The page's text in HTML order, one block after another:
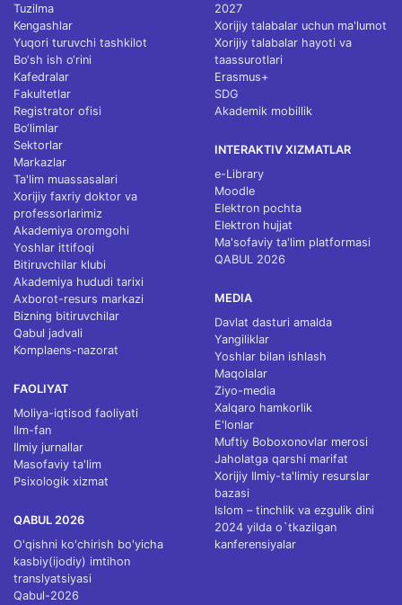
Tuzilma
Kengashlar
Yuqori turuvchi tashkilot
Bo‘sh ish o‘rini
Kafedralar
Fakultetlar
Registrator ofisi
Bo‘limlar
Sektorlar
Markazlar
Ta'lim muassasalari
Xorijiy faxriy doktor va
professorlarimiz
Akademiya oromgohi
Yoshlar ittifoqi
Bitiruvchilar klubi
Akademiya hududi tarixi
Axborot-resurs markazi
Bizning bitiruvchilar
Qabul jadvali
Komplaens-nazorat
FAOLIYAT
Moliya-iqtisod faoliyati
Ilm-fan
Ilmiy jurnallar
Masofaviy ta'lim
Psixologik xizmat
QABUL 2026
O'qishni ko'chirish bo'yicha
kasbiy(ijodiy) imtihon
translyatsiyasi
Qabul-2026
2027
Xorijiy talabalar uchun ma'lumot
Xorijiy talabalar hayoti va
taassurotlari
Erasmus+
SDG
Akademik mobillik
INTERAKTIV XIZMATLAR
e-Library
Moodle
Elektron pochta
Elektron hujjat
Ma'sofaviy ta'lim platformasi
QABUL 2026
MEDIA
Davlat dasturi amalda
Yangiliklar
Yoshlar bilan ishlash
Maqolalar
Ziyo-media
Xalqaro hamkorlik
E'lonlar
Muftiy Boboxonovlar merosi
Jaholatga qarshi marifat
Xorijiy Ilmiy-ta'limiy resurslar
bazasi
Islom – tinchlik va ezgulik dini
2024 yilda o`tkazilgan
kanferensiyalar